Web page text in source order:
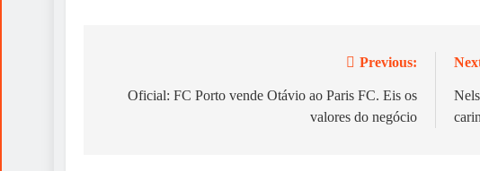
navigation
Previous:
Oficial: FC Porto vende Otávio ao Paris FC. Eis os
valores do negócio